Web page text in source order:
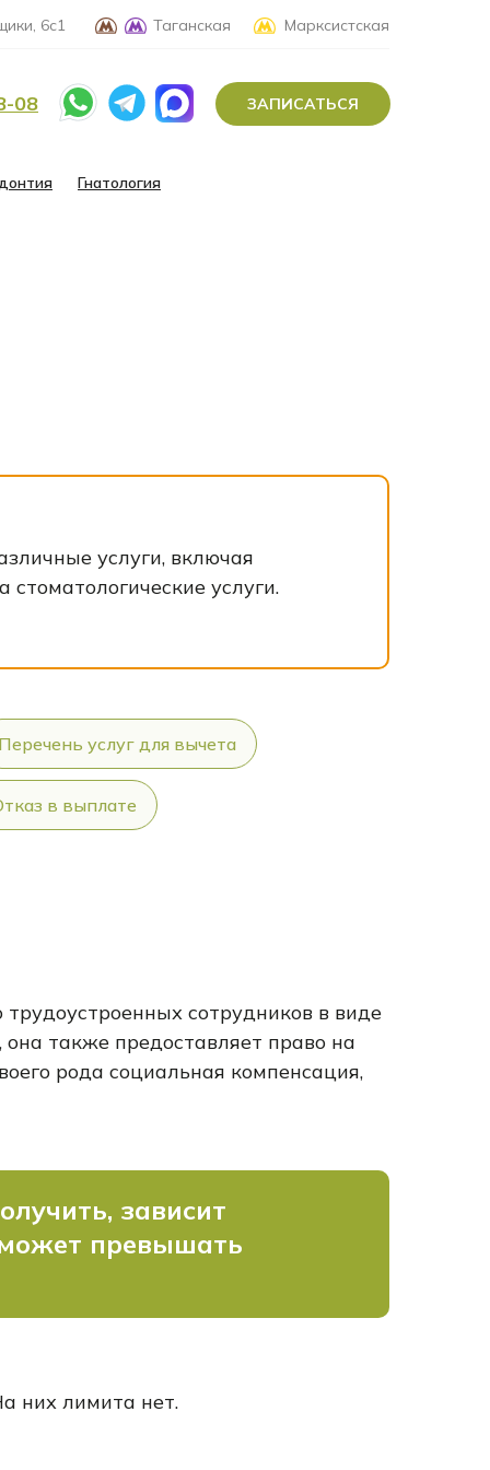
08 ЗАПИСАТЬСЯ
Марксистская
Таганская
6с1
Гнатология
услуги, включая
услуги.
Перечень услуг для вычета
в выплате
сотрудников в виде
также предоставляет право на
рода социальная компенсация,
зависит
превышать
них лимита нет.